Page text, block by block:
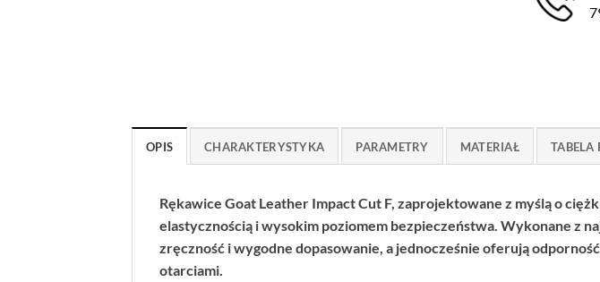
OPIS CHARAKTERYSTYKA PARAMETRY MATERIAŁ TABELA
Rękawice Goat Leather Impact Cut F, zaprojektowane z myślą o
elastycznością i wysokim poziomem bezpieczeństwa. Wykonane z
zręczność i wygodne dopasowanie, a jednocześnie oferują
otarciami.